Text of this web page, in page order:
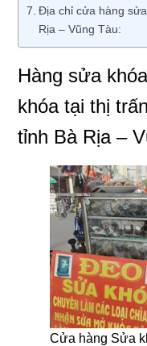
Địa chỉ cửa hàng
Rịa – Vũng Tàu:
Hàng sửa
khóa tại thị
tỉnh Bà Rịa –
Cửa hàng Sửa